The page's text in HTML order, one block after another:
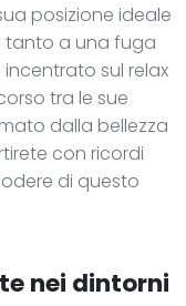
posizione ideale
tanto a una fuga
sul relax
tra le sue
dalla bellezza
con ricordi
di questo
nei dintorni